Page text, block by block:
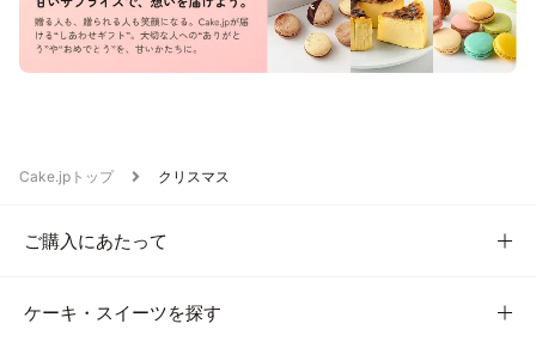
Cake.jpトップ クリスマス
ご購入にあたって
ケーキ・スイーツを探す